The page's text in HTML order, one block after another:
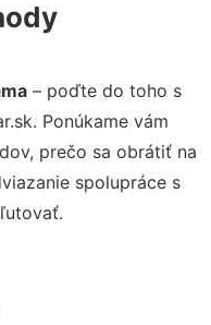
– poďte do toho s
Ponúkame vám
prečo sa obrátiť na
spolupráce s